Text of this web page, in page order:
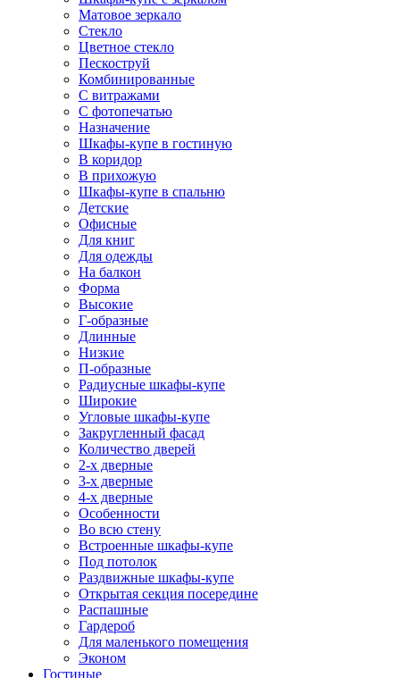
Матовое зеркало
Стекло
Цветное стекло
Пескоструй
Комбинированные
С витражами
С фотопечатью
Назначение
Шкафы-купе в гостиную
В коридор
В прихожую
Шкафы-купе в спальню
Детские
Офисные
Для книг
Для одежды
На балкон
Форма
Высокие
Г-образные
Длинные
Низкие
П-образные
Радиусные шкафы-купе
Широкие
Угловые шкафы-купе
Закругленный фасад
Количество дверей
2-х дверные
3-х дверные
4-х дверные
Особенности
Во всю стену
Встроенные шкафы-купе
Под потолок
Раздвижные шкафы-купе
Открытая секция посередине
Распашные
Гардероб
Для маленького помещения
Эконом
Гостиные